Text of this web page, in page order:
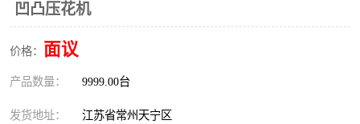
凹凸压花机
价格： 面议
产品数量： 9999.00台
发货地址： 江苏省常州天宁区